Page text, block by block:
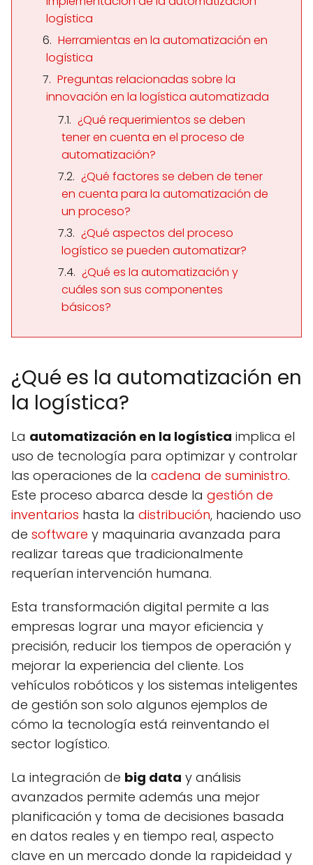
logística
Herramientas en la automatización en
logística
Preguntas relacionadas sobre la
innovación en la logística automatizada
¿Qué requerimientos se deben
tener en cuenta en el proceso de
automatización?
¿Qué factores se deben de tener
en cuenta para la automatización de
un proceso?
¿Qué aspectos del proceso
logístico se pueden automatizar?
¿Qué es la automatización y
cuáles son sus componentes
básicos?
¿Qué es la automatización en
la logística?
La automatización en la logística implica el
uso de tecnología para optimizar y controlar
las operaciones de la cadena de suministro.
Este proceso abarca desde la gestión de
inventarios hasta la distribución, haciendo uso
de software y maquinaria avanzada para
realizar tareas que tradicionalmente
requerían intervención humana.
Esta transformación digital permite a las
empresas lograr una mayor eficiencia y
precisión, reducir los tiempos de operación y
mejorar la experiencia del cliente. Los
vehículos robóticos y los sistemas inteligentes
de gestión son solo algunos ejemplos de
cómo la tecnología está reinventando el
sector logístico.
La integración de big data y análisis
avanzados permite además una mejor
planificación y toma de decisiones basada
en datos reales y en tiempo real, aspecto
clave en un mercado donde la rapideidad y